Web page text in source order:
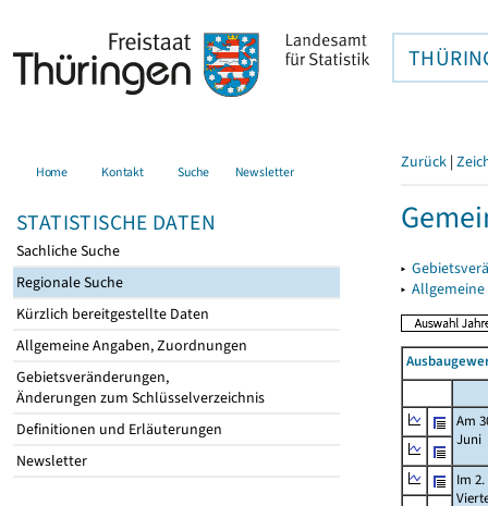
Home Kontakt Suche Newsletter
STATISTISCHE DATEN
Sachliche Suche
Regionale Suche
Kürzlich bereitgestellte Daten
Allgemeine Angaben, Zuordnungen
Gebietsveränderungen,
Änderungen zum Schlüsselverzeichnis
Definitionen und Erläuterungen
Newsletter
Zurück |
▸
▸
Am
Juni
Im 2.